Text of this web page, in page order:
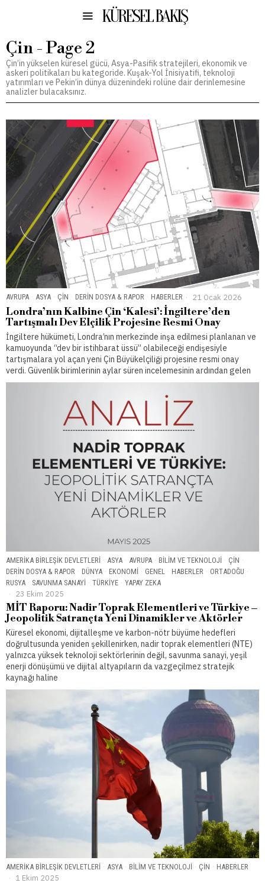
KÜRESEL BAKIŞ
Çin - Page 2
Çin’in yükselen küresel gücü, Asya-Pasifik stratejileri, ekonomik ve
askeri politikaları bu kategoride. Kuşak-Yol İnisiyatifi, teknoloji
yatırımları ve Pekin’in dünya düzenindeki rolüne dair derinlemesine
analizler bulacaksınız.
AVRUPA · ASYA · ÇIN · DERIN DOSYA & RAPOR · HABERLER 21 Ocak 2026
Londra’nın Kalbine Çin ‘Kalesi’: İngiltere’den
Tartışmalı Dev Elçilik Projesine Resmi Onay
İngiltere hükümeti, Londra’nın merkezinde inşa edilmesi planlanan ve
kamuoyunda “dev bir istihbarat üssü” olabileceği endişesiyle
tartışmalara yol açan yeni Çin Büyükelçiliği projesine resmi onay
verdi. Güvenlik birimlerinin aylar süren incelemesinin ardından gelen
AMERIKA BIRLEŞIK DEVLETLERI · ASYA · AVRUPA · BILIM VE TEKNOLOJI · ÇIN ·
DERIN DOSYA & RAPOR · DÜNYA · EKONOMI · GENEL · HABERLER · ORTADOĞU ·
RUSYA · SAVUNMA SANAYI · TÜRKIYE · YAPAY ZEKA
23 Ekim 2025
MİT Raporu: Nadir Toprak Elementleri ve Türkiye –
Jeopolitik Satrançta Yeni Dinamikler ve Aktörler
Küresel ekonomi, dijitalleşme ve karbon-nötr büyüme hedefleri
doğrultusunda yeniden şekillenirken, nadir toprak elementleri (NTE)
yalnızca yüksek teknoloji sektörlerinin değil, savunma sanayi, yeşil
enerji dönüşümü ve dijital altyapıların da vazgeçilmez stratejik
kaynağı haline
AMERIKA BIRLEŞIK DEVLETLERI · ASYA · BILIM VE TEKNOLOJI · ÇIN · HABERLER
1 Ekim 2025